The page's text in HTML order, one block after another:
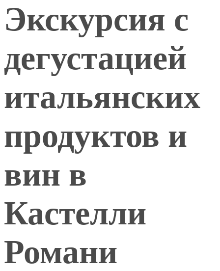
Экскурсия с
дегустацией
итальянских
продуктов и
вин в
Кастелли
Романи